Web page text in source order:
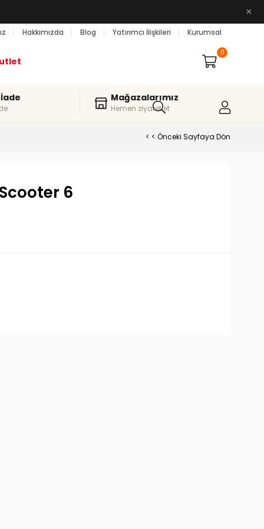
×
Hakkımızda Blog Yatırımcı İlişkileri Kurumsal
0
Mağazalarımız
Hemen ziyaret et
< < Önceki Sayfaya Dön
6